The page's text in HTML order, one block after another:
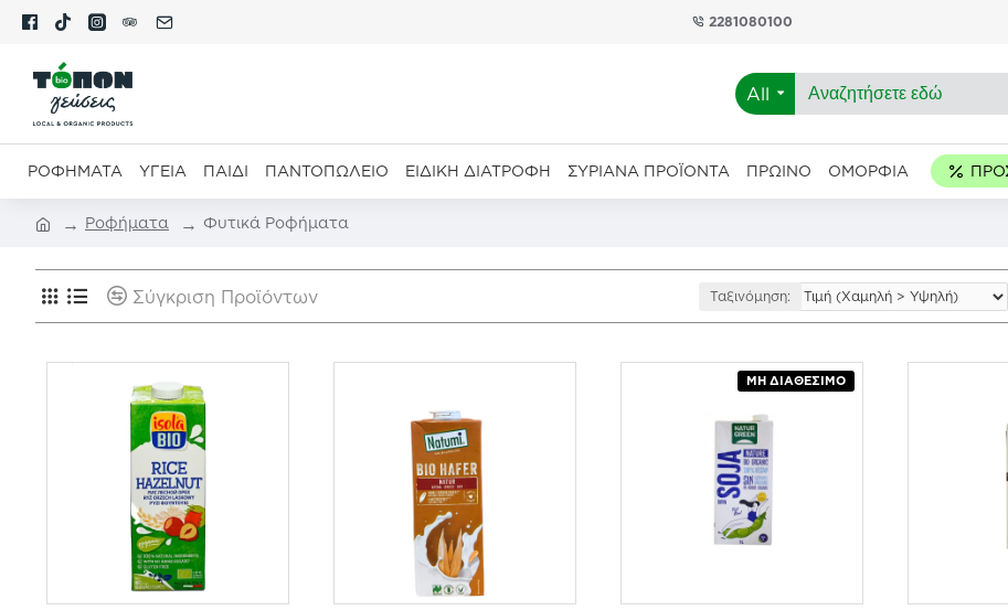
2281080100
All
ΡΟΦΉΜΑΤΑ ΥΓΕΊΑ ΠΑΙΔΊ ΠΑΝΤΟΠΩΛΕΊΟ ΕΙΔΙΚΉ ΔΙΑΤΡΟΦΉ ΣΥΡΙΑΝΆ ΠΡΟΪΌΝΤΑ ΠΡΩΙΝΌ ΟΜΟΡΦΙΆ
Ροφήματα Φυτικά Ροφήματα
Σύγκριση Προϊόντων Ταξινόμηση:
ΜΗ ΔΙΑΘΈΣΙΜΟ